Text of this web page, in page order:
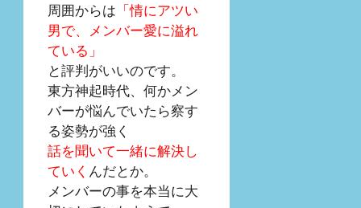
周囲からは 「情にアツい
男で、メンバー愛に溢れ
ている」
と評判がいいのです。
東方神起時代、何かメン
バーが悩んでいたら察す
る姿勢が強く
話を聞いて一緒に解決し
ていく んだとか。
メンバーの事を本当に大